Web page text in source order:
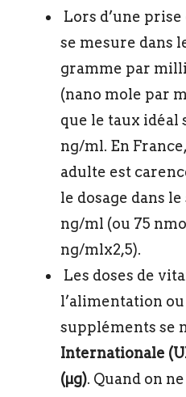
Lors d’une
se mesure dans
gramme par
(nano mole par
que le taux idéal
ng/ml. En
adulte est
le dosage dans
ng/ml (ou 75
ng/mlx2,5).
Les doses de
l’alimentation
suppléments se
Internationale
(µg). Quand on